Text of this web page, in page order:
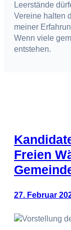
Leerstände
Vereine halten
meiner
Wenn viele
entstehen.
Freien
27. Februar